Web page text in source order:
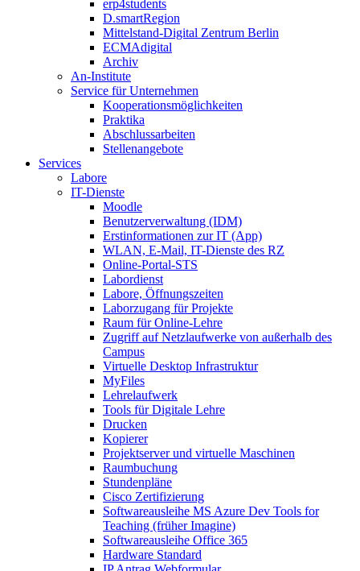
erp4students
D.smartRegion
Mittelstand-Digital Zentrum Berlin
ECMAdigital
Archiv
An-Institute
Service für Unternehmen
Kooperationsmöglichkeiten
Praktika
Abschlussarbeiten
Stellenangebote
Services
Labore
IT-Dienste
Moodle
Benutzerverwaltung (IDM)
Erstinformationen zur IT (App)
WLAN, E-Mail, IT-Dienste des RZ
Online-Portal-STS
Labordienst
Labore, Öffnungszeiten
Laborzugang für Projekte
Raum für Online-Lehre
Zugriff auf Netzlaufwerke von außerhalb des
Campus
Virtuelle Desktop Infrastruktur
MyFiles
Lehrelaufwerk
Tools für Digitale Lehre
Drucken
Kopierer
Projektserver und virtuelle Maschinen
Raumbuchung
Stundenpläne
Cisco Zertifizierung
Softwareausleihe MS Azure Dev Tools for
Teaching (früher Imagine)
Softwareausleihe Office 365
Hardware Standard